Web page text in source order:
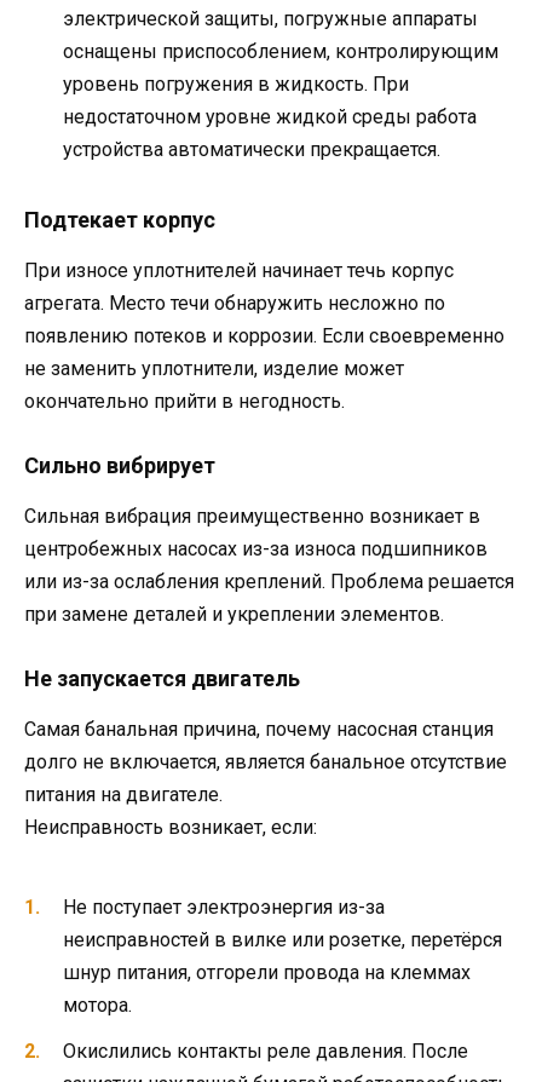
электрической защиты, погружные аппараты
оснащены приспособлением, контролирующим
уровень погружения в жидкость. При
недостаточном уровне жидкой среды работа
устройства автоматически прекращается.
Подтекает корпус
При износе уплотнителей начинает течь корпус
агрегата. Место течи обнаружить несложно по
появлению потеков и коррозии. Если своевременно
не заменить уплотнители, изделие может
окончательно прийти в негодность.
Сильно вибрирует
Сильная вибрация преимущественно возникает в
центробежных насосах из-за износа подшипников
или из-за ослабления креплений. Проблема решается
при замене деталей и укреплении элементов.
Не запускается двигатель
Самая банальная причина, почему насосная станция
долго не включается, является банальное отсутствие
питания на двигателе.
Неисправность возникает, если:
Не поступает электроэнергия из-за
неисправностей в вилке или розетке, перетёрся
шнур питания, отгорели провода на клеммах
мотора.
Окислились контакты реле давления. После